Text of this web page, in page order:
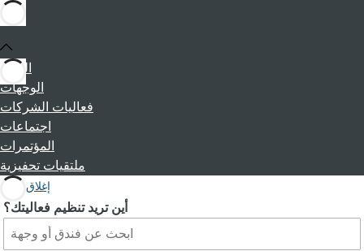
البداية
الوجهات
فعاليات الشركات
اجتماعات
المؤتمرات
ملتقيات تحفيزية
إغلاق
أين تريد تنظيم فعاليتك؟
ا
ح
P
e